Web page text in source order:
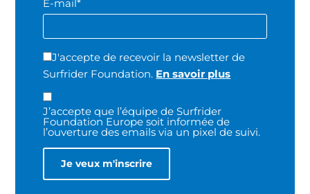
E-mail*
J'accepte de recevoir la newsletter de
Surfrider Foundation. En savoir plus
J’accepte que l’équipe de Surfrider
Foundation Europe soit informée de
l’ouverture des emails via un pixel de suivi.